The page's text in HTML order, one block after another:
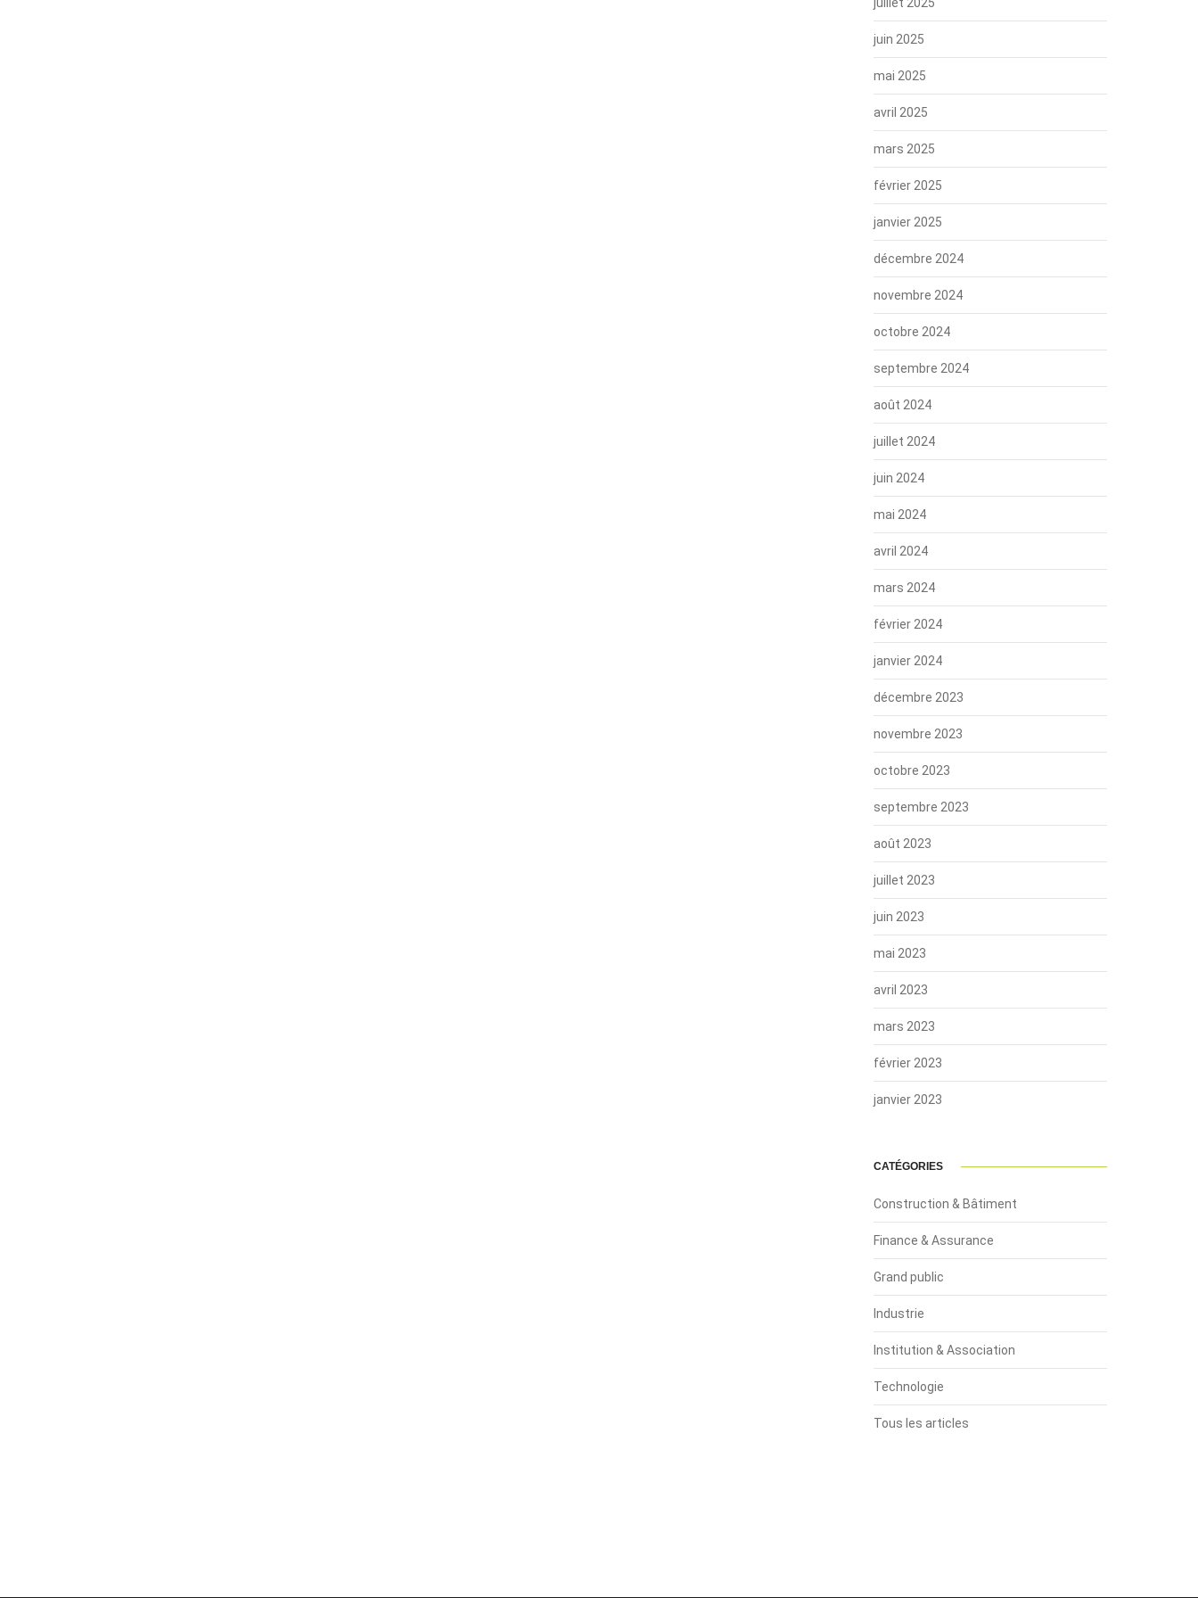
juin 2025
mai 2025
avril 2025
mars 2025
février 2025
janvier 2025
décembre 2024
novembre 2024
octobre 2024
septembre 2024
août 2024
juillet 2024
juin 2024
mai 2024
avril 2024
mars 2024
février 2024
janvier 2024
décembre 2023
novembre 2023
octobre 2023
septembre 2023
août 2023
juillet 2023
juin 2023
mai 2023
avril 2023
mars 2023
février 2023
janvier 2023
CATÉGORIES
Construction & Bâtiment
Finance & Assurance
Grand public
Industrie
Institution & Association
Technologie
Tous les articles